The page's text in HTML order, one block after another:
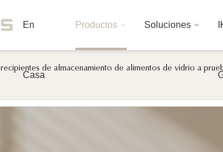
En
Casa
Productos Soluciones
recipientes de almacenamiento de alimentos de vidrio a